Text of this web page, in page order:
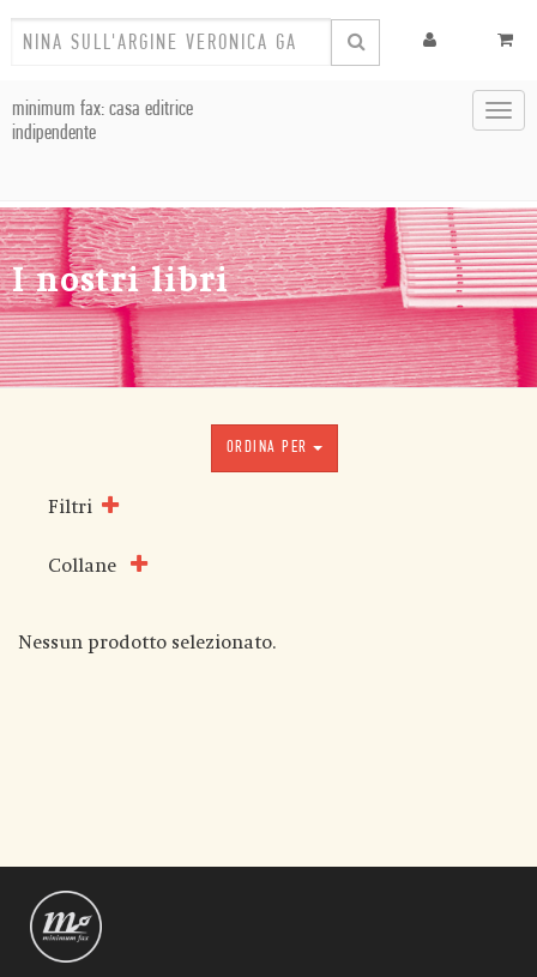
minimum fax: casa editrice
indipendente
I nostri libri
ORDINA PER
Filtri
Collane
Nessun prodotto selezionato.